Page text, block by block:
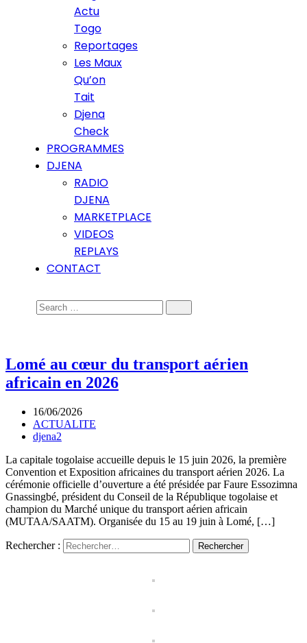
Actu
Togo
Reportages
Les Maux
Qu’on
Tait
Djena
Check
PROGRAMMES
DJENA
RADIO
DJENA
MARKETPLACE
VIDEOS
REPLAYS
CONTACT
Lomé au cœur du transport aérien
africain en 2026
16/06/2026
ACTUALITE
djena2
La capitale togolaise accueille depuis le 15 juin 2026, la première
Convention et Exposition africaines du transport aérien 2026. La
cérémonie officielle d’ouverture a été présidée par Faure Essozimna
Gnassingbé, président du Conseil de la République togolaise et
champion du Marché unique du transport aérien africain
(MUTAA/SAATM). Organisée du 15 au 19 juin à Lomé, […]
Rechercher :